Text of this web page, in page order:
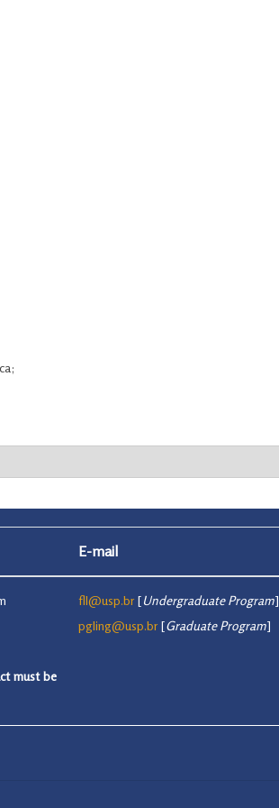
E-mail
must be
fll@usp.br [Undergraduate Program]
pgling@usp.br [Graduate Program]